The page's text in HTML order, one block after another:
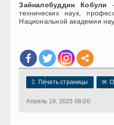
Зайналобуддин Кобули
технических наук,
Национальной академии
 Печать страницы ✉
Апрель 19, 2025 08:00